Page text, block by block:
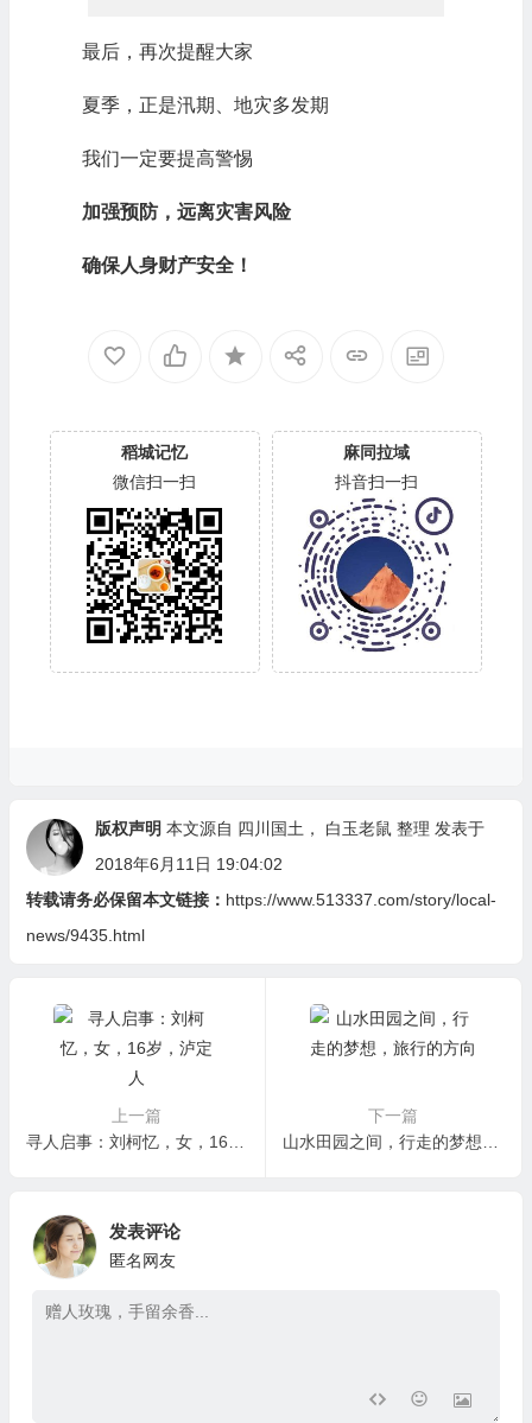
最后，再次提醒大家
夏季，正是汛期、地灾多发期
我们一定要提高警惕
加强预防，远离灾害风险
确保人身财产安全！
稻城记忆
微信扫一扫
麻同拉域
抖音扫一扫
版权声明 本文源自 四川国土， 白玉老鼠 整理 发表于
2018年6月11日 19:04:02
转载请务必保留本文链接： https://www.513337.com/story/local-
news/9435.html
上一篇
下一篇
发表评论
匿名网友